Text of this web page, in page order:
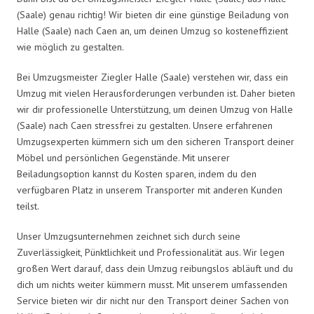
(Saale) genau richtig! Wir bieten dir eine günstige Beiladung von
Halle (Saale) nach Caen an, um deinen Umzug so kosteneffizient
wie möglich zu gestalten.
Bei Umzugsmeister Ziegler Halle (Saale) verstehen wir, dass ein
Umzug mit vielen Herausforderungen verbunden ist. Daher bieten
wir dir professionelle Unterstützung, um deinen Umzug von Halle
(Saale) nach Caen stressfrei zu gestalten. Unsere erfahrenen
Umzugsexperten kümmern sich um den sicheren Transport deiner
Möbel und persönlichen Gegenstände. Mit unserer
Beiladungsoption kannst du Kosten sparen, indem du den
verfügbaren Platz in unserem Transporter mit anderen Kunden
teilst.
Unser Umzugsunternehmen zeichnet sich durch seine
Zuverlässigkeit, Pünktlichkeit und Professionalität aus. Wir legen
großen Wert darauf, dass dein Umzug reibungslos abläuft und du
dich um nichts weiter kümmern musst. Mit unserem umfassenden
Service bieten wir dir nicht nur den Transport deiner Sachen von